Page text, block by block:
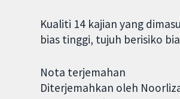
Kualiti 14 kajian yang
bias tinggi, tujuh berisiko
Nota terjemahan
Diterjemahkan oleh